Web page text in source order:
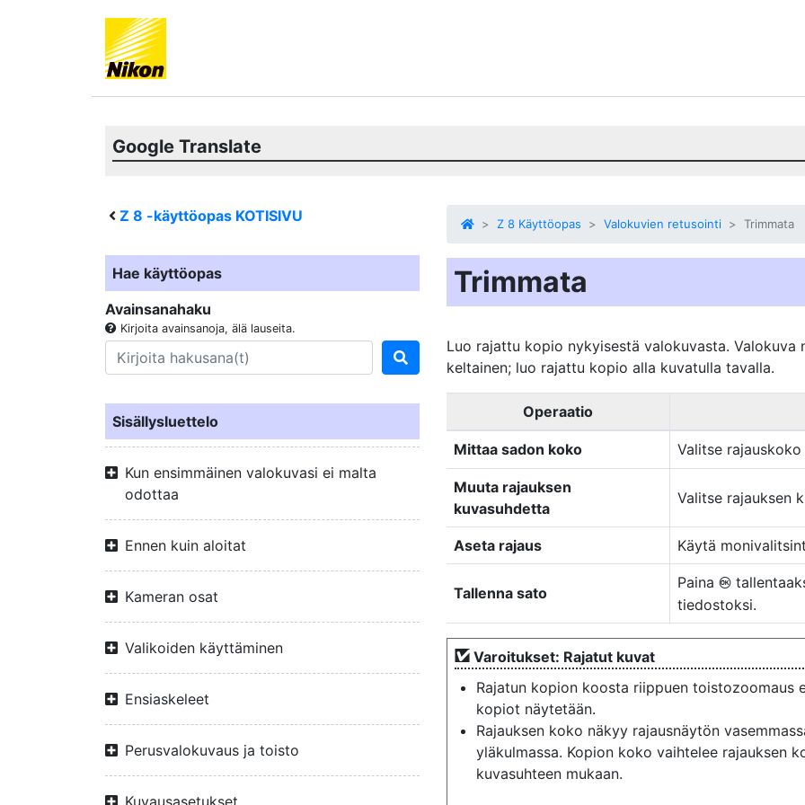
Google Translate
Z 8 -käyttöopas KOTISIVU
Hae käyttöopas
Avainsanahaku
Kirjoita avainsanoja, älä lauseita.
Sisällysluettelo
Kun ensimmäinen valokuvasi ei malta
odottaa
Ennen kuin aloitat
Kameran osat
Valikoiden käyttäminen
Ensiaskeleet
Perusvalokuvaus ja toisto
Kuvausasetukset
Z 8 Käyttöopas Valokuvien retusointi Trimmata
Trimmata
Luo rajattu kopio nykyisestä valokuvasta. Valokuva
keltainen; luo rajattu kopio alla kuvatulla tavalla.
Operaatio
Mittaa sadon koko Valitse
Muuta rajauksen
kuvasuhdetta
Valitse rajauksen
Aseta rajaus Käytä
Tallenna sato
Paina J
tiedostoksi.
Varoitukset: Rajatut kuvat
Rajatun kopion koosta riippuen toistozoomaus
kopiot näytetään.
Rajauksen koko näkyy rajausnäytön
yläkulmassa. Kopion koko vaihtelee rajauksen
kuvasuhteen mukaan.